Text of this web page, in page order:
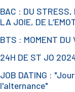
BAC : DU STRESS,
LA JOIE, DE
BTS : MOMENT DU
24H DE ST JO
JOB DATING :
l'alternance"